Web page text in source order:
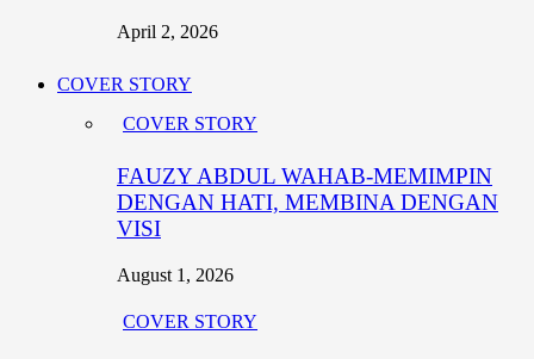
April 2, 2026
COVER STORY
COVER STORY
FAUZY ABDUL WAHAB-MEMIMPIN
DENGAN HATI, MEMBINA DENGAN
VISI
August 1, 2026
COVER STORY